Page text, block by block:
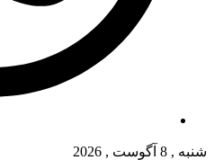
شنبه , 8 آگوست , 2026